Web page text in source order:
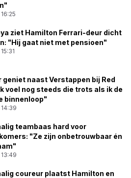
ziet Hamilton Ferrari-deur dicht
"Hij gaat niet met pensioen"
geniet naast Verstappen bij Red
voel nog steeds die trots als ik de
binnenloop"
teambaas hard voor
"Ze zijn onbetrouwbaar én
coureur plaatst Hamilton en